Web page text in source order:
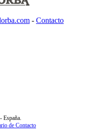
- Contacto
España.
de Contacto